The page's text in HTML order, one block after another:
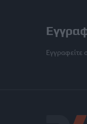
Εγγραφείτε